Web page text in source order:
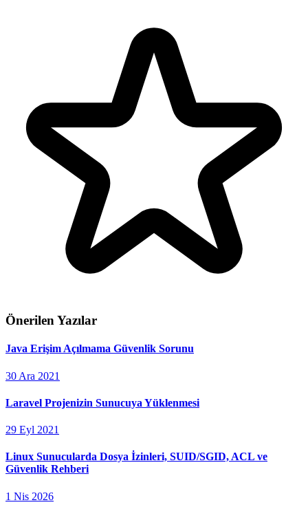
Önerilen Yazılar
Java Erişim Açılmama Güvenlik Sorunu
30 Ara 2021
Laravel Projenizin Sunucuya Yüklenmesi
29 Eyl 2021
Linux Sunucularda Dosya İzinleri, SUID/SGID, ACL ve
Güvenlik Rehberi
1 Nis 2026